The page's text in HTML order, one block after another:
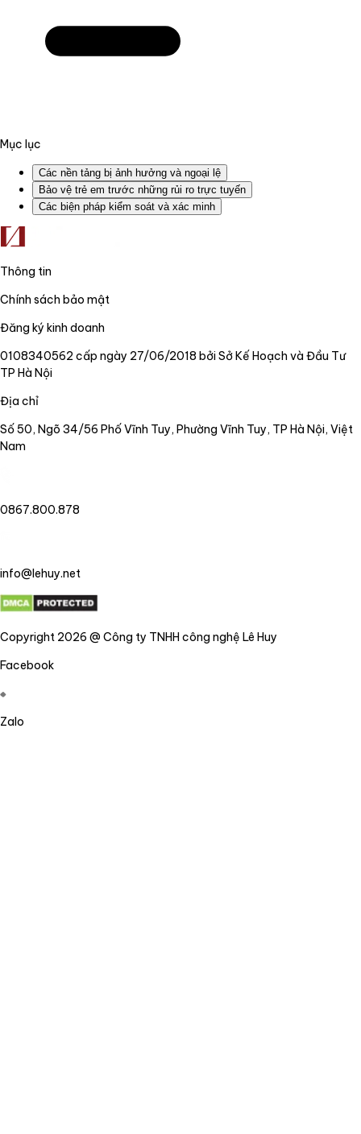
Mục lục
Các nền tảng bị ảnh hưởng và ngoại lệ
Bảo vệ trẻ em trước những rủi ro trực tuyến
Các biện pháp kiểm soát và xác minh
Thông tin
Chính sách bảo mật
Đăng ký kinh doanh
0108340562 cấp ngày 27/06/2018 bởi Sở Kế Hoạch và Đầu Tư
TP Hà Nội
Địa chỉ
Số 50, Ngõ 34/56 Phố Vĩnh Tuy, Phường Vĩnh Tuy, TP Hà Nội, Việt
Nam
0867.800.878
info@lehuy.net
Copyright 2026 @ Công ty TNHH công nghệ Lê Huy
Facebook
Zalo